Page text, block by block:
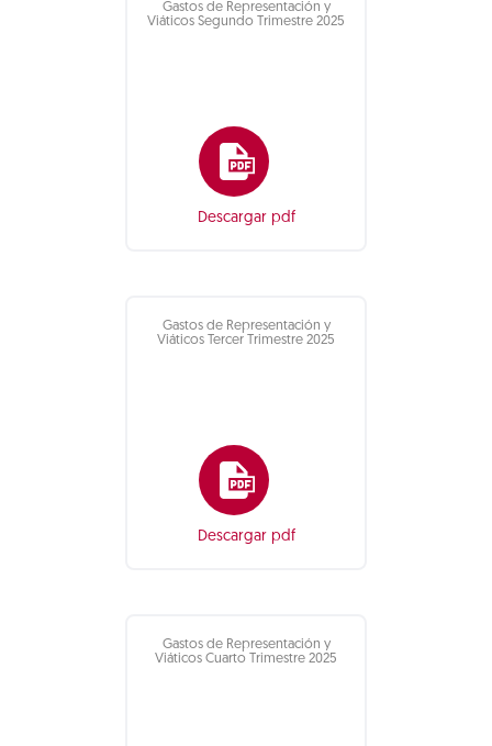
Gastos de Representación y
Viáticos Segundo Trimestre 2025
Descargar pdf
Gastos de Representación y
Viáticos Tercer Trimestre 2025
Descargar pdf
Gastos de Representación y
Viáticos Cuarto Trimestre 2025